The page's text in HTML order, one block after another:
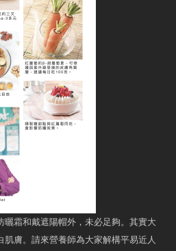
曬霜和戴遮陽帽外，未必足夠。其實大
膚。請來營養師為大家解構平易近人